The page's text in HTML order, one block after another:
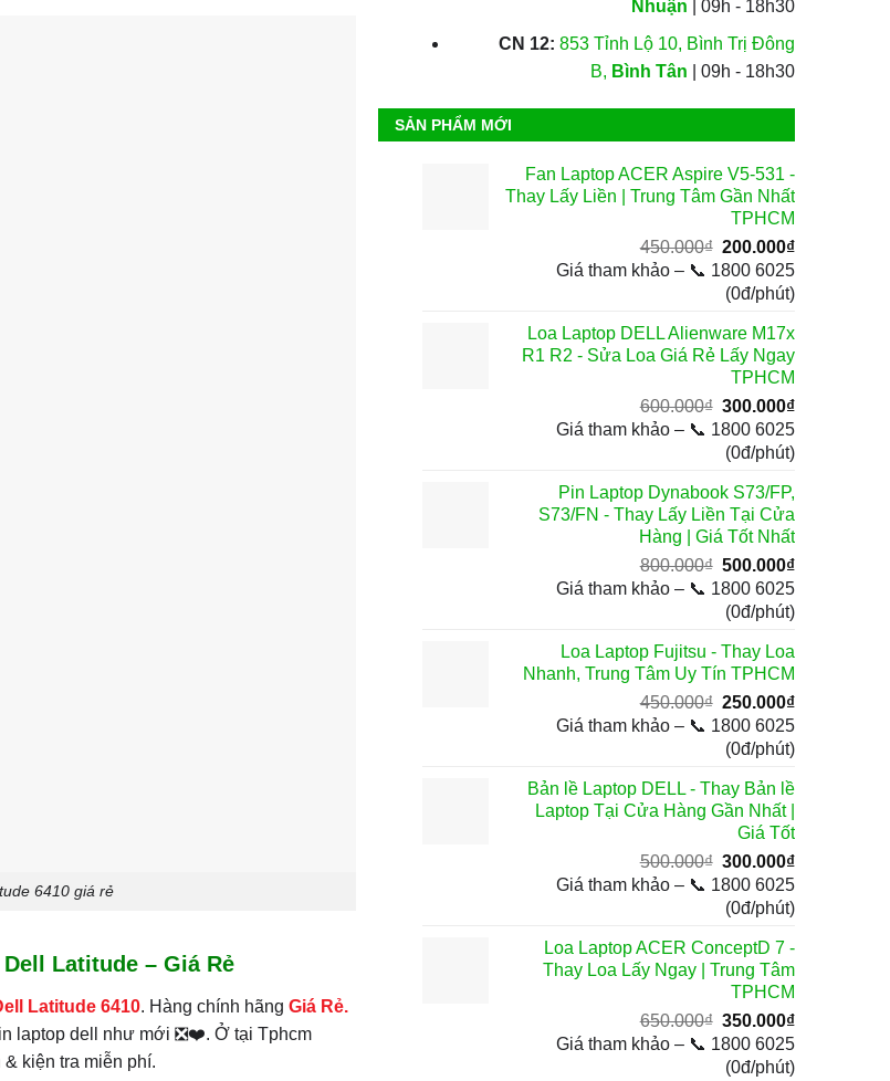
6410 giá rẻ
Latitude – Giá Rẻ
Latitude 6410. Hàng chính hãng Giá Rẻ.
laptop dell như mới ❎❤️. Ở tại Tphcm
kiện tra miễn phí.
Nhuận | 09h - 18h30
CN 12: 853 Tỉnh Lộ 10, Bình Trị Đông
B, Bình Tân | 09h - 18h30
SẢN PHẨM MỚI
Fan Laptop ACER Aspire V5-531 -
Thay Lấy Liền | Trung Tâm Gần Nhất
TPHCM
450.000₫ Giá
gốc
là:
200.000₫Giá
hiện
tại
200.000₫.
Giá tham khảo – 📞 1800 6025
(0đ/phút)
Loa Laptop DELL Alienware M17x
R1 R2 - Sửa Loa Giá Rẻ Lấy Ngay
TPHCM
600.000₫ Giá
gốc
là:
300.000₫Giá
hiện
tại
Giá tham khảo – 📞 1800 6025
(0đ/phút)
Pin Laptop Dynabook S73/FP,
S73/FN - Thay Lấy Liền Tại Cửa
Hàng | Giá Tốt Nhất
800.000₫ Giá
gốc
là:
500.000₫Giá
hiện
tại
500.000₫.
Giá tham khảo – 📞 1800 6025
(0đ/phút)
Loa Laptop Fujitsu - Thay Loa
Nhanh, Trung Tâm Uy Tín TPHCM
450.000₫ Giá
gốc
là:
250.000₫Giá
hiện
tại
250.000₫.
Giá tham khảo – 📞 1800 6025
(0đ/phút)
Bản lề Laptop DELL - Thay Bản lề
Laptop Tại Cửa Hàng Gần Nhất |
Giá Tốt
500.000₫ Giá
gốc
là:
300.000₫Giá
hiện
tại
300.000₫.
Giá tham khảo – 📞 1800 6025
(0đ/phút)
Loa Laptop ACER ConceptD 7 -
Thay Loa Lấy Ngay | Trung Tâm
TPHCM
650.000₫ Giá
gốc
là:
350.000₫Giá
hiện
tại
Giá tham khảo – 📞 1800 6025
(0đ/phút)